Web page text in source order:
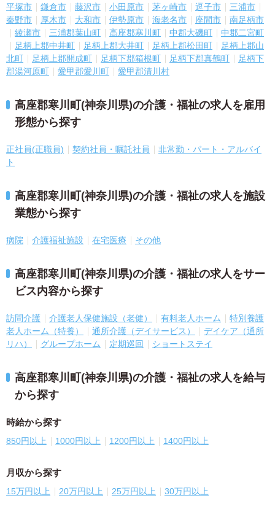
平塚市
鎌倉市 藤沢市 小田原市 茅ヶ崎市 逗子市
三浦市
秦野市
厚木市 大和市 伊勢原市 海老名市 座間市
南足柄市
綾瀬市
三浦郡葉山町 高座郡寒川町 中郡大磯町
中郡二宮町
足柄上郡中井町
足柄上郡大井町 足柄上郡松田町
足柄上郡山
北町
足柄上郡開成町 足柄下郡箱根町 足柄下郡真鶴町
足柄下
郡湯河原町
愛甲郡愛川町 愛甲郡清川村
高座郡寒川町(神奈川県)の介護・福祉の求人を雇用
形態から探す
正社員(正職員) 契約社員・嘱託社員
非常勤・パート・アルバイ
ト
高座郡寒川町(神奈川県)の介護・福祉の求人を施設
業態から探す
病院 介護福祉施設 在宅医療 その他
高座郡寒川町(神奈川県)の介護・福祉の求人をサー
ビス内容から探す
訪問介護 介護老人保健施設（老健） 有料老人ホーム
特別養護
老人ホーム（特養）
通所介護（デイサービス）
デイケア（通所
リハ）
グループホーム 定期巡回 ショートステイ
高座郡寒川町(神奈川県)の介護・福祉の求人を給与
から探す
時給から探す
850円以上 1000円以上 1200円以上 1400円以上
月収から探す
15万円以上 20万円以上 25万円以上 30万円以上